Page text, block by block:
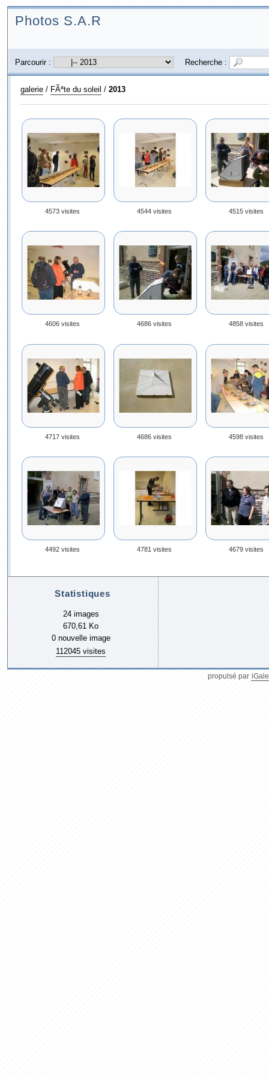
Photos S.A.R
Parcourir : Recherche :
galerie/ FÃªte du soleil / 2013
4573 visites 4544 visites 4515 visites
4606 visites 4686 visites 4858 visites
4717 visites 4686 visites 4598 visites
4492 visites 4781 visites 4679 visites
Statistiques
24 images
670,61 Ko
0 nouvelle image
112045 visites
propulsé par